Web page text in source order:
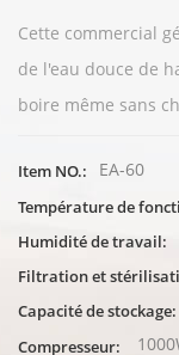
Cette commercial
de l'eau douce de
boire même sans
Item NO.: EA-60
Température de
Humidité de travail:
Filtration et
Capacité de stockage:
Compresseur: